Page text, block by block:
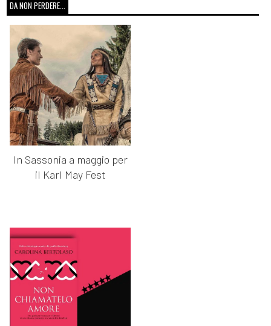
DA NON PERDERE...
In Sassonia a maggio per
il Karl May Fest